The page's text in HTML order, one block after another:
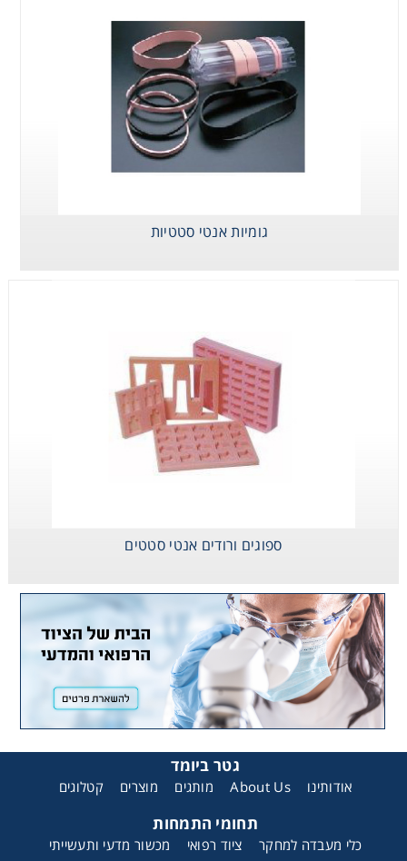
גומיות אנטי סטטיות
ספוגים ורודים אנטי סטטים
גטר ביומד
אודותינו About Us מותגים מוצרים קטלוגים
תחומי התמחות
כלי מעבדה למחקר ציוד רפואי
מכשור מדעי ותעשייתי
גומיות אנטי סטטיות
ספוגים ורודים אנטי
סטטים
Reagents & Kits
Consumables
Chemicals